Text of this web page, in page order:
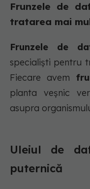
Frunzele de
tratarea mai
Frunzele de
specialiști pentru
Fiecare avem
planta veșnic
asupra
Uleiul de
puternică